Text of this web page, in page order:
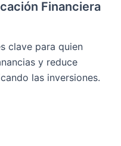
Financiera
clave para quien
y reduce
las inversiones.